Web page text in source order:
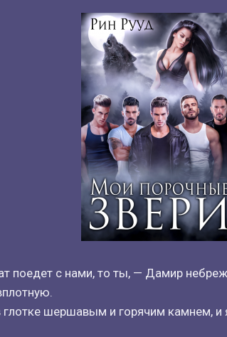
поедет с нами, то ты, — Дамир
глотке шершавым и горячим камнем, и